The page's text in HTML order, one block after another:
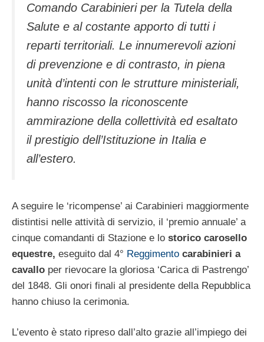
Comando Carabinieri per la Tutela della
Salute e al costante apporto di tutti i
reparti territoriali. Le innumerevoli azioni
di prevenzione e di contrasto, in piena
unità d’intenti con le strutture ministeriali,
hanno riscosso la riconoscente
ammirazione della collettività ed esaltato
il prestigio dell’Istituzione in Italia e
all’estero.
A seguire le ‘ricompense’ ai Carabinieri maggiormente
distintisi nelle attività di servizio, il ‘premio annuale’ a
cinque comandanti di Stazione e lo storico carosello
equestre, eseguito dal 4° Reggimento carabinieri a
cavallo per rievocare la gloriosa ‘Carica di Pastrengo’
del 1848. Gli onori finali al presidente della Repubblica
hanno chiuso la cerimonia.
L’evento è stato ripreso dall’alto grazie all’impiego dei